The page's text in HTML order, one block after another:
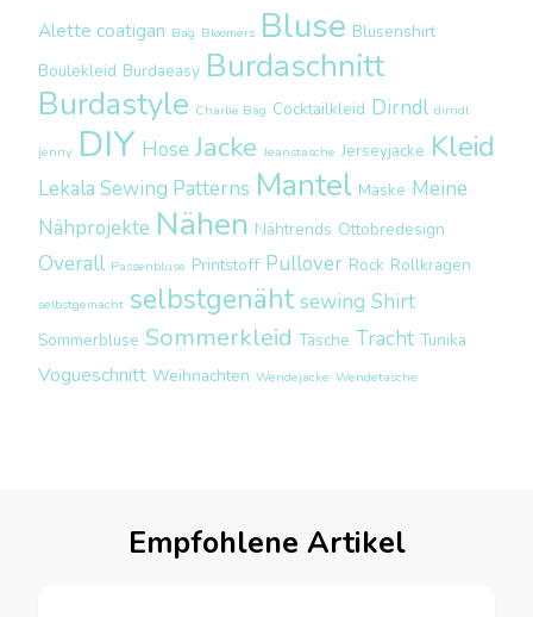
Alette coatigan Bag Bloomers Bluse Blusenshirt
Boulekleid Burdaeasy Burdaschnitt
Burdastyle Charlie Bag Cocktailkleid Dirndl dirndl
jenny DIY Hose Jacke Jeanstasche Jerseyjacke Kleid
Lekala Sewing Patterns Mantel Maske Meine
Nähprojekte Nähen Nähtrends Ottobredesign
Overall Passenbluse Printstoff Pullover Rock Rollkragen
selbstgemacht selbstgenäht sewing Shirt
Sommerbluse Sommerkleid Tasche Tracht Tunika
Vogueschnitt Weihnachten Wendejacke Wendetasche
Empfohlene Artikel